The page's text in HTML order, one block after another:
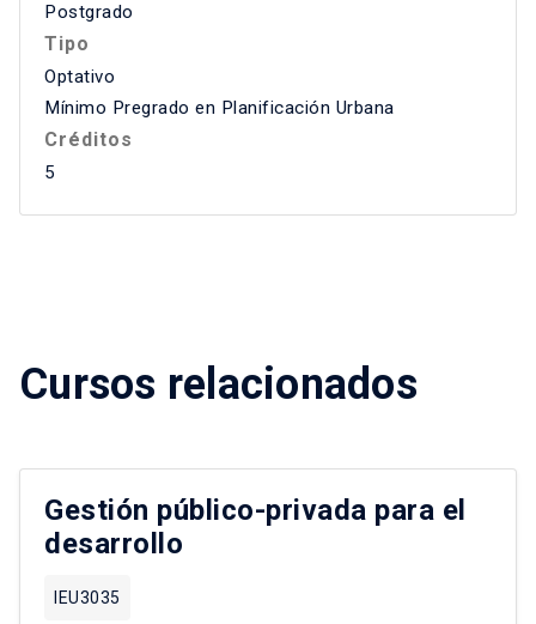
Postgrado
Tipo
Optativo
Mínimo Pregrado en Planificación Urbana
Créditos
5
Cursos relacionados
Gestión público-privada para el
desarrollo
IEU3035